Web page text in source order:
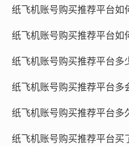
购买方式：纸飞机账号的购
安全性；线下支付方式相对
售后政策